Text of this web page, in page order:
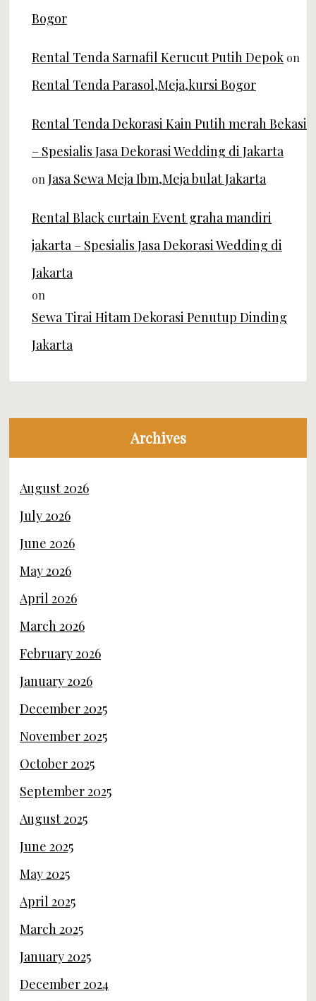
Bogor
Rental Tenda Sarnafil Kerucut Putih Depok on
Rental Tenda Parasol,Meja,kursi Bogor
Rental Tenda Dekorasi Kain Putih merah Bekasi
– Spesialis Jasa Dekorasi Wedding di Jakarta
on Jasa Sewa Meja Ibm,Meja bulat Jakarta
Rental Black curtain Event graha mandiri
jakarta – Spesialis Jasa Dekorasi Wedding di
Jakarta
on
Sewa Tirai Hitam Dekorasi Penutup Dinding
Jakarta
Archives
August 2026
July 2026
June 2026
May 2026
April 2026
March 2026
February 2026
January 2026
December 2025
November 2025
October 2025
September 2025
August 2025
June 2025
May 2025
April 2025
March 2025
January 2025
December 2024